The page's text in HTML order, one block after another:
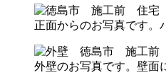
正面からのお写真です。
外壁のお写真です。壁面